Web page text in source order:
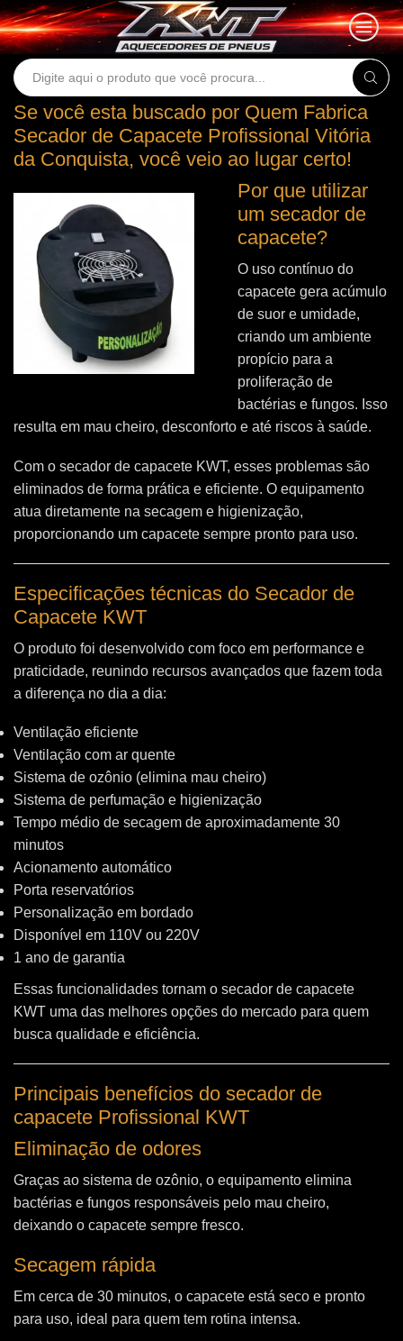
Search
Se você esta buscado por Quem Fabrica
Secador de Capacete Profissional Vitória
da Conquista, você veio ao lugar certo!
Por que utilizar
um secador de
capacete?
O uso contínuo do
capacete gera acúmulo
de suor e umidade,
criando um ambiente
propício para a
proliferação de
bactérias e fungos. Isso
resulta em mau cheiro, desconforto e até riscos à saúde.
Com o secador de capacete KWT, esses problemas são
eliminados de forma prática e eficiente. O equipamento
atua diretamente na secagem e higienização,
proporcionando um capacete sempre pronto para uso.
Especificações técnicas do Secador de
Capacete KWT
O produto foi desenvolvido com foco em performance e
praticidade, reunindo recursos avançados que fazem toda
a diferença no dia a dia:
Ventilação eficiente
Ventilação com ar quente
Sistema de ozônio (elimina mau cheiro)
Sistema de perfumação e higienização
Tempo médio de secagem de aproximadamente 30
minutos
Acionamento automático
Porta reservatórios
Personalização em bordado
Disponível em 110V ou 220V
1 ano de garantia
Essas funcionalidades tornam o secador de capacete
KWT uma das melhores opções do mercado para quem
busca qualidade e eficiência.
Principais benefícios do secador de
capacete Profissional KWT
Eliminação de odores
Graças ao sistema de ozônio, o equipamento elimina
bactérias e fungos responsáveis pelo mau cheiro,
deixando o capacete sempre fresco.
Secagem rápida
Em cerca de 30 minutos, o capacete está seco e pronto
para uso, ideal para quem tem rotina intensa.